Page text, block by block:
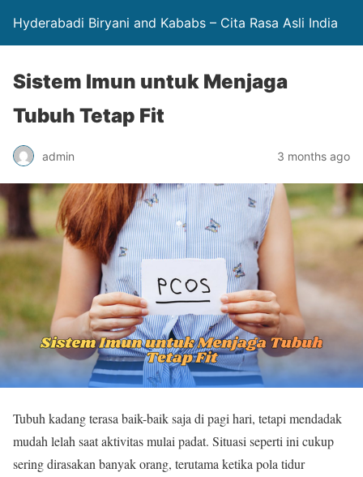
Hyderabadi Biryani and Kababs – Cita Rasa Asli India
Sistem Imun untuk Menjaga
Tubuh Tetap Fit
admin 3 months ago
Tubuh kadang terasa baik-baik saja di pagi hari, tetapi mendadak
mudah lelah saat aktivitas mulai padat. Situasi seperti ini cukup
sering dirasakan banyak orang, terutama ketika pola tidur